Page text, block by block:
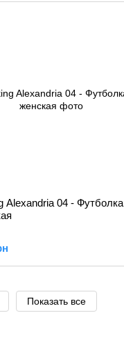
Alexandria 04 - Футболка
Показать все